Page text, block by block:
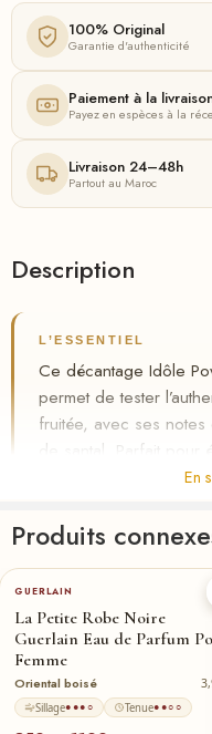
100% Original
Garantie d'authenticité
Paiement à la
Payez en espèces à la
Livraison 24–48h
Partout au Maroc
Description
L’ESSENTIEL
Ce décantage Idôle
permet de tester
fruitée, avec ses
de santal. Parfait pour
d’acheter le flacon.
✦Format décantage 3/5/10
✦Testez l’authentique
✦ Paiement à la livraison
✓ Livraison gratuite
✓ Échantillon gratuit à
En
Produits
100-ml ★ 50-ml
GUERLAIN
La Petite Robe Noire
Guerlain Eau de Parfum
Femme
Oriental boisé
Sillage●●●○ Tenue●●○○